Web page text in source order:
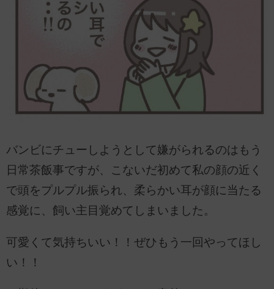
バンビにチューしようとして嫌がられるのはもう
日常茶飯事ですが、こないだ初めて私の顔の近く
で頭をプルプル振られ、柔らかい耳が顔に当たる
感覚に、飼い主目覚めてしまいました。
可愛くて気持ちいい！！ぜひもう一回やってほし
い！！